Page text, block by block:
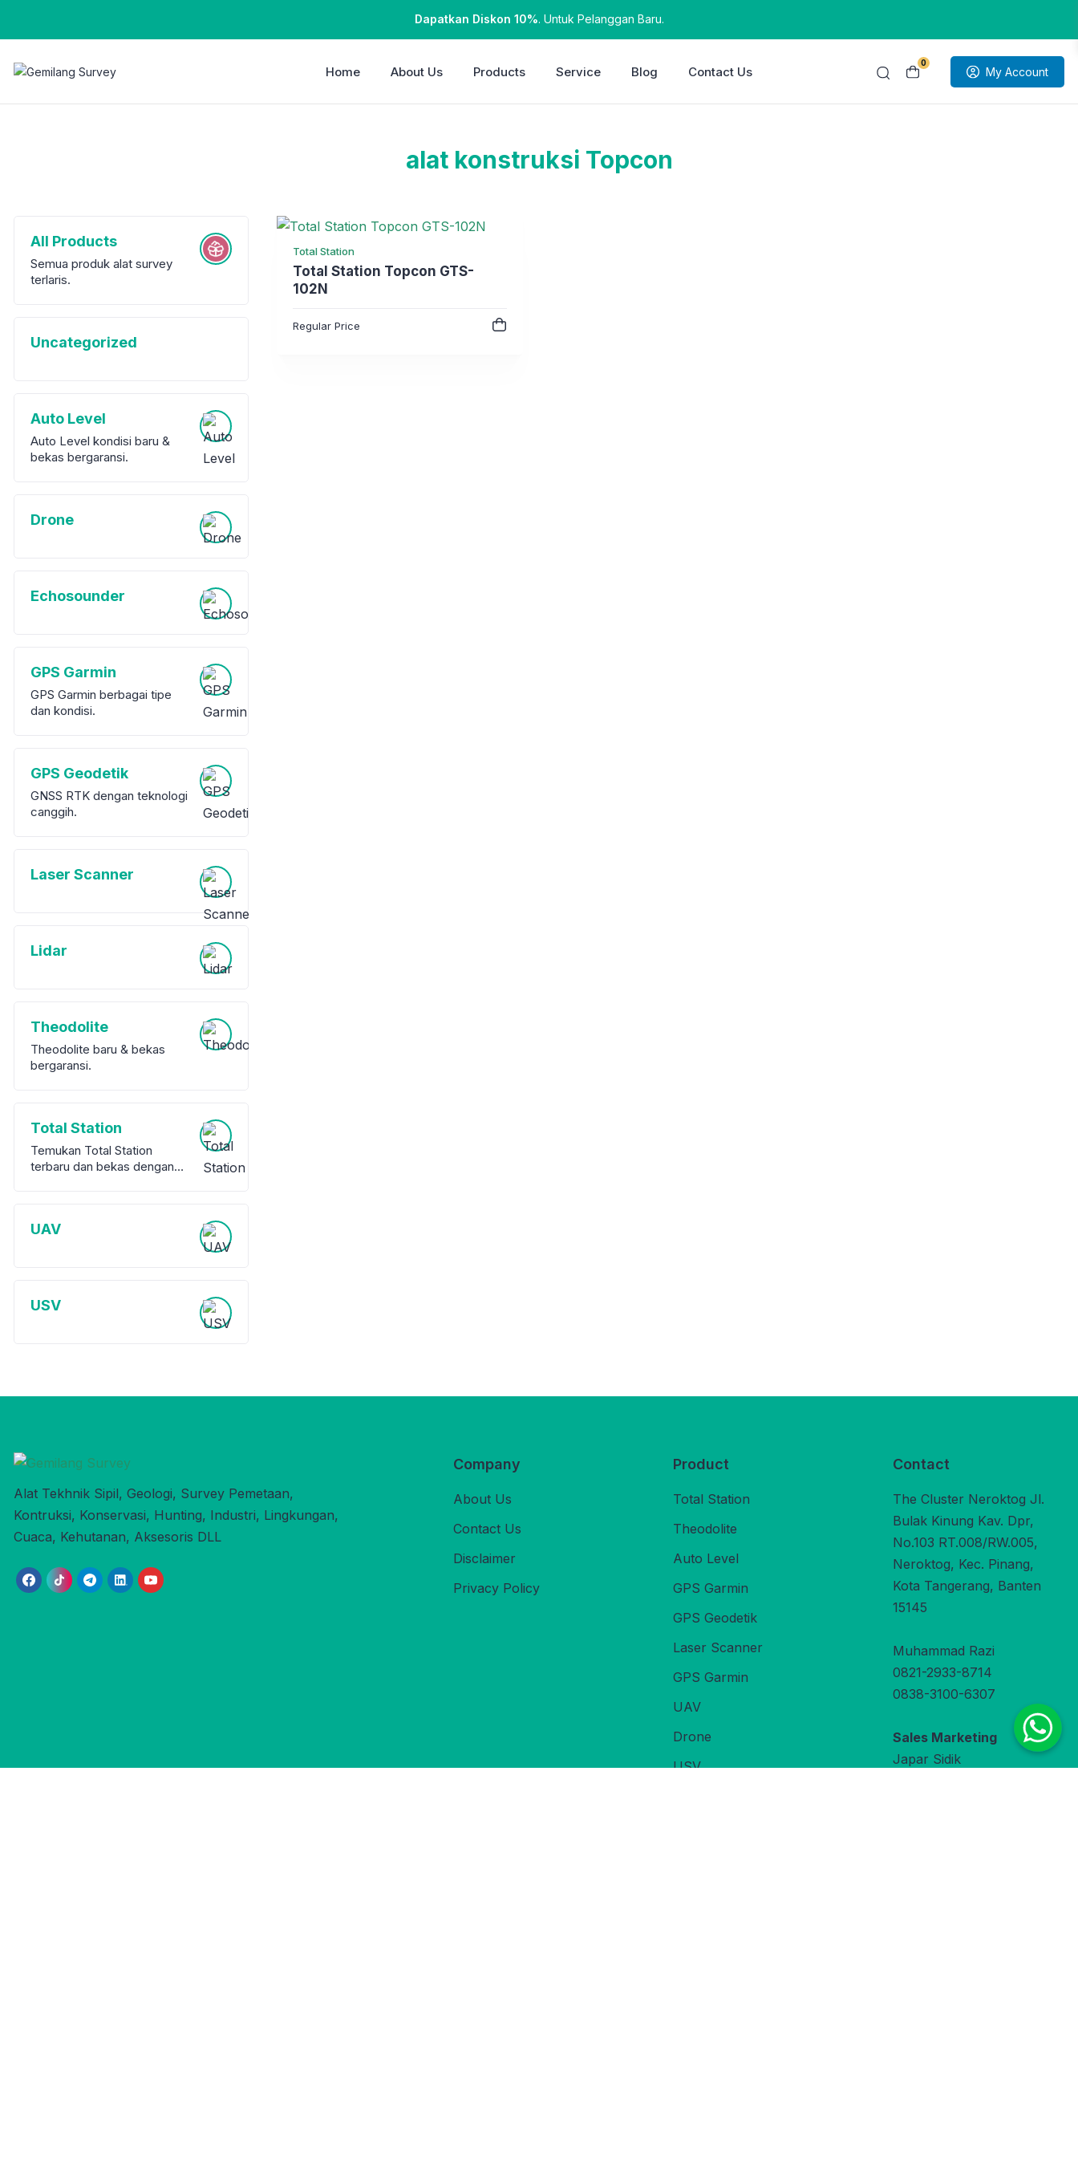
Dapatkan Diskon 10%. Untuk Pelanggan Baru.
0
My Account
Home About Us Products Service Blog Contact Us
alat konstruksi Topcon
All Products
Semua produk alat survey
terlaris.
Uncategorized
Auto Level
Auto Level kondisi baru &
bekas bergaransi.
Drone
Echosounder
GPS Garmin
GPS Garmin berbagai tipe
dan kondisi.
GPS Geodetik
GNSS RTK dengan teknologi
canggih.
Laser Scanner
Lidar
Theodolite
Theodolite baru & bekas
bergaransi.
Total Station
Temukan Total Station
terbaru dan bekas dengan
peralatan survey berkualitas
UAV
USV
Total Station
Total Station Topcon GTS-
102N
Regular Price
Alat Tekhnik Sipil, Geologi, Survey Pemetaan,
Kontruksi, Konservasi, Hunting, Industri, Lingkungan,
Cuaca, Kehutanan, Aksesoris DLL
Company
About Us
Contact Us
Disclaimer
Privacy Policy
Product
Total Station
Theodolite
Auto Level
GPS Garmin
GPS Geodetik
Laser Scanner
GPS Garmin
UAV
Drone
USV
Contact
The Cluster Neroktog Jl.
Bulak Kinung Kav. Dpr,
No.103 RT.008/RW.005,
Neroktog, Kec. Pinang,
Kota Tangerang, Banten
15145
Muhammad Razi
0821-2933-8714
0838-3100-6307
Sales Marketing
Japar Sidik